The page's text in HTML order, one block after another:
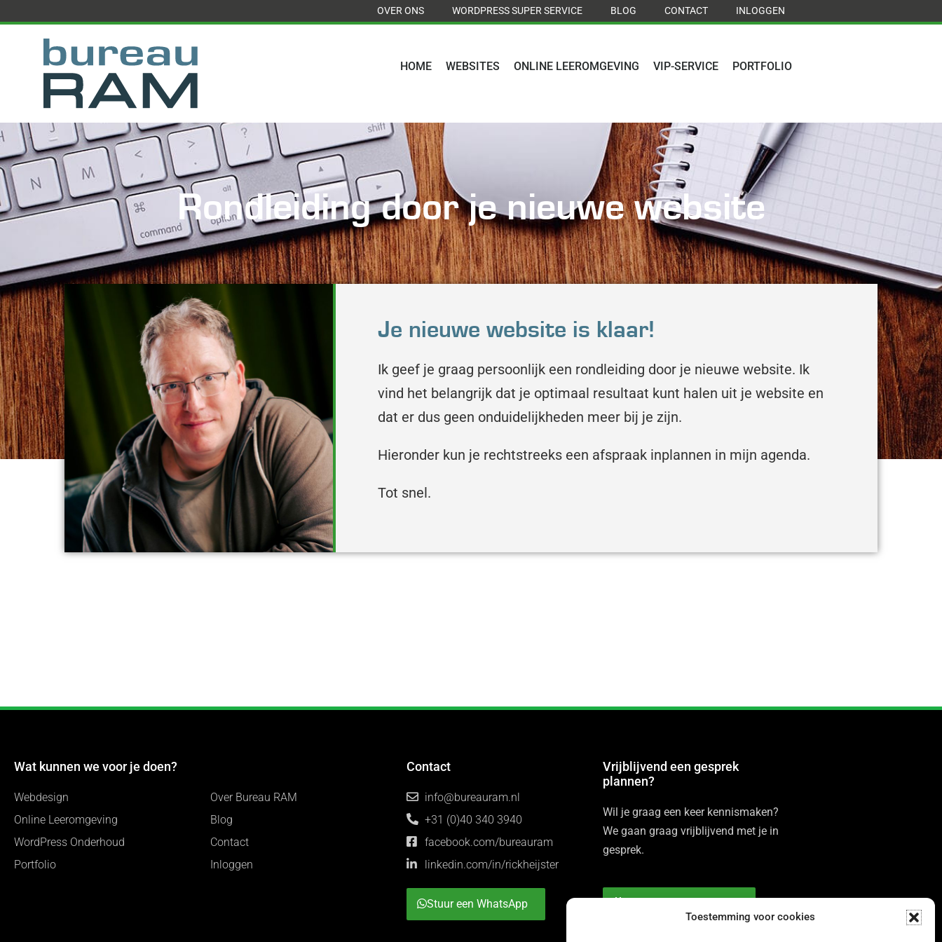
Toestemming voor cookies
OVER ONS WORDPRESS SUPER SERVICE BLOG CONTACT INLOGGEN
HOME WEBSITES ONLINE LEEROMGEVING VIP-SERVICE PORTFOLIO
Rondleiding door je nieuwe website
Je nieuwe website is klaar!
Ik geef je graag persoonlijk een rondleiding door je nieuwe website. Ik
vind het belangrijk dat je optimaal resultaat kunt halen uit je website en
dat er dus geen onduidelijkheden meer bij je zijn.
Hieronder kun je rechtstreeks een afspraak inplannen in mijn agenda.
Tot snel.
Wat kunnen we voor je doen?
Webdesign
Online Leeromgeving
WordPress Onderhoud
Portfolio
Over Bureau RAM
Blog
Contact
Inloggen
Contact
info@bureauram.nl
+31 (0)40 340 3940
facebook.com/bureauram
linkedin.com/in/rickheijster
Stuur een WhatsApp
Vrijblijvend een gesprek
plannen?
Wil je graag een keer kennismaken?
We gaan graag vrijblijvend met je in
gesprek.